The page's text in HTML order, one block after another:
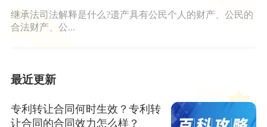
继承法司法解释是什么?遗产具有公民个人的财产、公民的
合法财产、公...
最近更新
专利转让合同何时生效？专利转
让合同的合同效力怎么样？